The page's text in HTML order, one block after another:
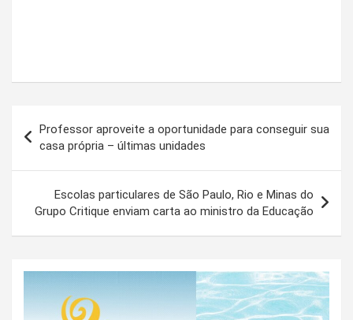
de
Post
Professor aproveite a oportunidade para conseguir sua
casa própria – últimas unidades
Escolas particulares de São Paulo, Rio e Minas do
Grupo Critique enviam carta ao ministro da Educação